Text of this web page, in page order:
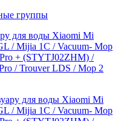
группы
для воды Xiaomi Mi
/ Mijia 1C / Vacuum- Mop
+ (STYTJ02ZHM) /
/ Trouver LDS / Mop 2